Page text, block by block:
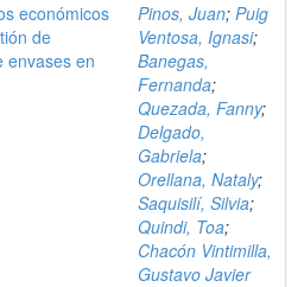
económicos
de
envases en
Pinos, Juan; Puig
Ventosa, Ignasi;
Banegas,
Fernanda;
Quezada, Fanny;
Delgado,
Gabriela;
Orellana, Nataly;
Saquisilí, Silvia;
Quindi, Toa;
Chacón Vintimilla,
Gustavo Javier